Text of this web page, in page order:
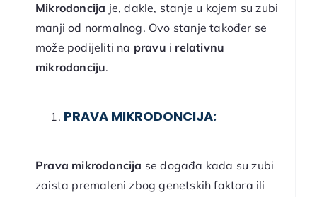
Mikrodoncija je, dakle, stanje u kojem su zubi
manji od normalnog. Ovo stanje također se
može podijeliti na pravu i relativnu
mikrodonciju.
PRAVA MIKRODONCIJA:
Prava mikrodoncija se događa kada su zubi
zaista premaleni zbog genetskih faktora ili